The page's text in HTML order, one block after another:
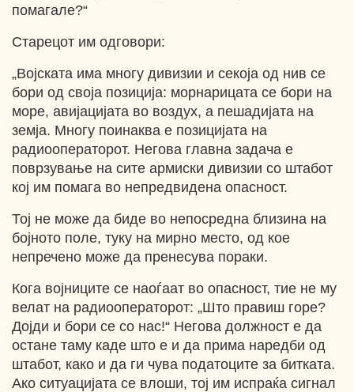
помагале?“
Старецот им одговори:
„Војската има многу дивизии и секоја од нив се
бори од своја позиција: морнарицата се бори на
море, авијацијата во воздух, а пешадијата на
земја. Многу поинаква е позицијата на
радиооператорот. Негова главна задача е
поврзување на сите армиски дивизии со штабот
кој им помага во непредвидена опасност.
Тој не може да биде во непосредна близина на
бојното поле, туку на мирно место, од кое
непречено може да пренесува пораки.
Кога војниците се наоѓаат во опасност, тие не му
велат на радиооператорот: „Што правиш гope?
Дојди и бори се со нас!“ Негова должност е да
остане таму каде што е и да прима наредби од
штабот, како и да ги чува податоците за битката.
Ако ситуацијата се влоши, тој им испраќа сигнал